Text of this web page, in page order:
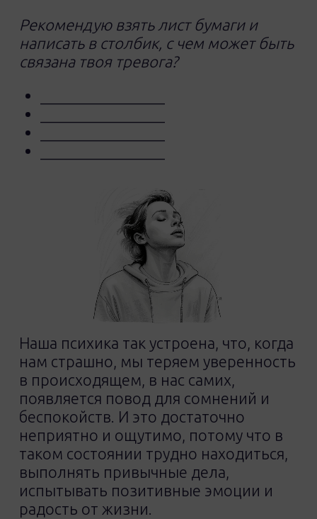
Рекомендую взять лист бумаги и
написать в столбик, с чем может быть
связана твоя тревога?
Наша психика так устроена, что, когда
нам страшно, мы теряем уверенность
в происходящем, в нас самих,
появляется повод для сомнений и
беспокойств. И это достаточно
неприятно и ощутимо, потому что в
таком состоянии трудно находиться,
выполнять привычные дела,
испытывать позитивные эмоции и
радость от жизни.